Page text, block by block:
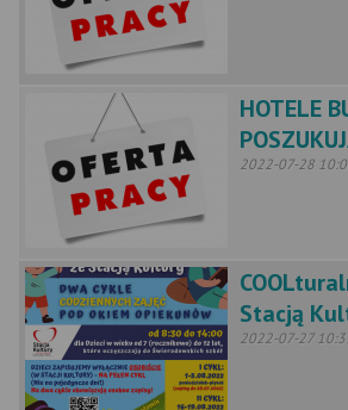
HOTELE
2022-07-28
Stacją
2022-07-27